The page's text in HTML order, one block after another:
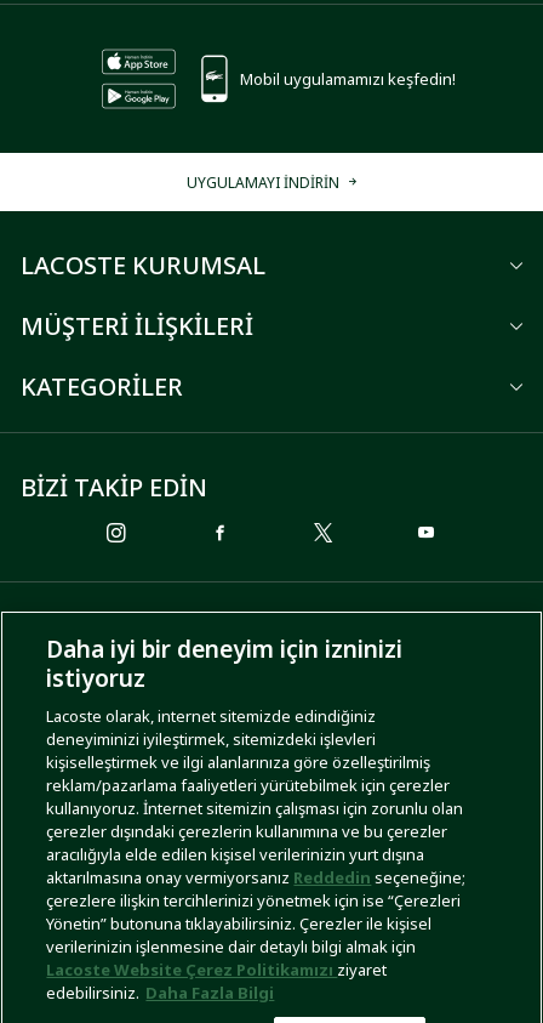
Mobil uygulamamızı keşfedin!
UYGULAMAYI İNDİRİN
LACOSTE KURUMSAL
MÜŞTERİ İLİŞKİLERİ
KATEGORİLER
BİZİ TAKİP EDİN
ÖDEME SEÇENEKLERİ
KARGO SEÇENEKLERİ
İşlem RehberiSite HaritasıKullanım ŞartlarıGizlilik Politikası
Daha iyi bir deneyim için izninizi
istiyoruz
Lacoste olarak, internet sitemizde edindiğiniz
deneyiminizi iyileştirmek, sitemizdeki işlevleri
kişiselleştirmek ve ilgi alanlarınıza göre özelleştirilmiş
reklam/pazarlama faaliyetleri yürütebilmek için çerezler
kullanıyoruz. İnternet sitemizin çalışması için zorunlu olan
çerezler dışındaki çerezlerin kullanımına ve bu çerezler
aracılığıyla elde edilen kişisel verilerinizin yurt dışına
aktarılmasına onay vermiyorsanız Reddedin seçeneğine;
çerezlere ilişkin tercihlerinizi yönetmek için ise “Çerezleri
Yönetin” butonuna tıklayabilirsiniz. Çerezler ile kişisel
verilerinizin işlenmesine dair detaylı bilgi almak için
Lacoste Website Çerez Politikamızı ziyaret
edebilirsiniz. Daha Fazla Bilgi